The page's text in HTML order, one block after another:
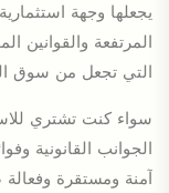
يجعلها وجهة
المرتفعة والقوانين
التي تجعل من سوق
سواء كنت تشتري
الجوانب القانونية
آمنة ومستقرة وفعالة